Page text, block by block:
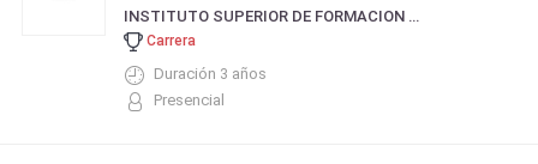
INSTITUTO SUPERIOR DE FORMACION DOCENTE PINOS DE ANCHORENA - MAR DEL PLATA
Carrera
Duración 3 años
Presencial